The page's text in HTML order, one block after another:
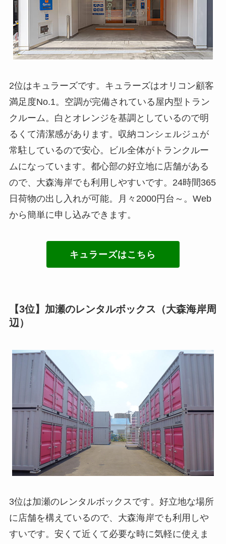
2位はキュラーズです。キュラーズはオリコン顧客
満足度No.1。空調が完備されている屋内型トラン
クルーム。白とオレンジを基調としているので明
るくて清潔感があります。収納コンシェルジュが
常駐しているので安心。ビル全体がトランクルー
ムになっています。都心部の好立地に店舗がある
ので、大森海岸でも利用しやすいです。24時間365
日荷物の出し入れが可能。月々2000円台～。Web
から簡単に申し込みできます。
キュラーズはこちら
【3位】加瀬のレンタルボックス（大森海岸周
辺）
3位は加瀬のレンタルボックスです。好立地な場所
に店舗を構えているので、大森海岸でも利用しや
すいです。安くて近くて必要な時に気軽に使えま